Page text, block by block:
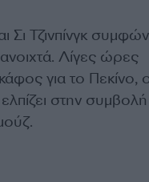
Σι Τζινπίνγκ
Λίγες ώρες
για το Πεκίνο,
στην συμβολή